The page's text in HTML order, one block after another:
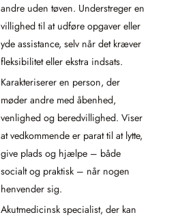
andre uden tøven. Understreger en
villighed til at udføre opgaver eller
yde assistance, selv når det kræver
fleksibilitet eller ekstra indsats.
Karakteriserer en person, der
møder andre med åbenhed,
venlighed og beredvillighed. Viser
at vedkommende er parat til at lytte,
give plads og hjælpe – både
socialt og praktisk – når nogen
henvender sig.
Akutmedicinsk specialist, der kan